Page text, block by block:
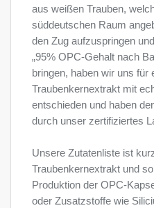
aus weißen Trauben,
süddeutschen Raum
den Zug aufzuspringen
„95% OPC-Gehalt nach
bringen, haben wir uns
Traubenkernextrakt mit
entschieden und haben
durch unser zertifiziertes
Unsere Zutatenliste ist
Traubenkernextrakt und
Produktion der OPC-
oder Zusatzstoffe wie